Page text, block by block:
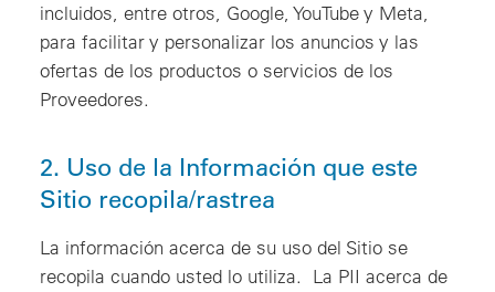
incluidos, entre otros, Google, YouTube y Meta,
para facilitar y personalizar los anuncios y las
ofertas de los productos o servicios de los
Proveedores.
2. Uso de la Información que este
Sitio recopila/rastrea
La información acerca de su uso del Sitio se
recopila cuando usted lo utiliza. La PII acerca de